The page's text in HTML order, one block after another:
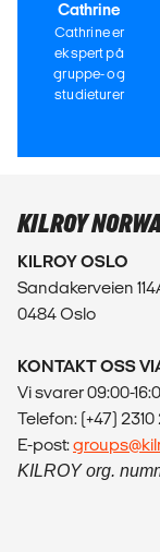
Cathrine
Cathrine er
ekspert på
gruppe- og
studieturer
KILROY
KILROY OSLO
Sandakerveien
0484 Oslo
KONTAKT OSS
Vi svarer 09:00-
Telefon: (+47) 2310
E-post:
KILROY org.